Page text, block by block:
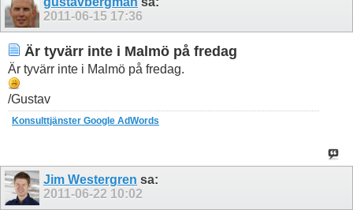
2011-06-15 17:36
Är tyvärr inte i Malmö på fredag
Är tyvärr inte i Malmö på fredag.
/Gustav
Konsulttjänster Google AdWords
Jim Westergren sa:
2011-06-22 10:02